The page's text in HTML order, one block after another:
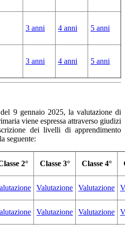
3 anni 4 anni 5 anni
3 anni 4 anni 5 anni
9 gennaio 2025, la valutazione di
viene espressa attraverso giudizi
dei livelli di apprendimento
seguente:
2° Classe 3° Classe 4°
Valutazione Valutazione
Valutazione Valutazione